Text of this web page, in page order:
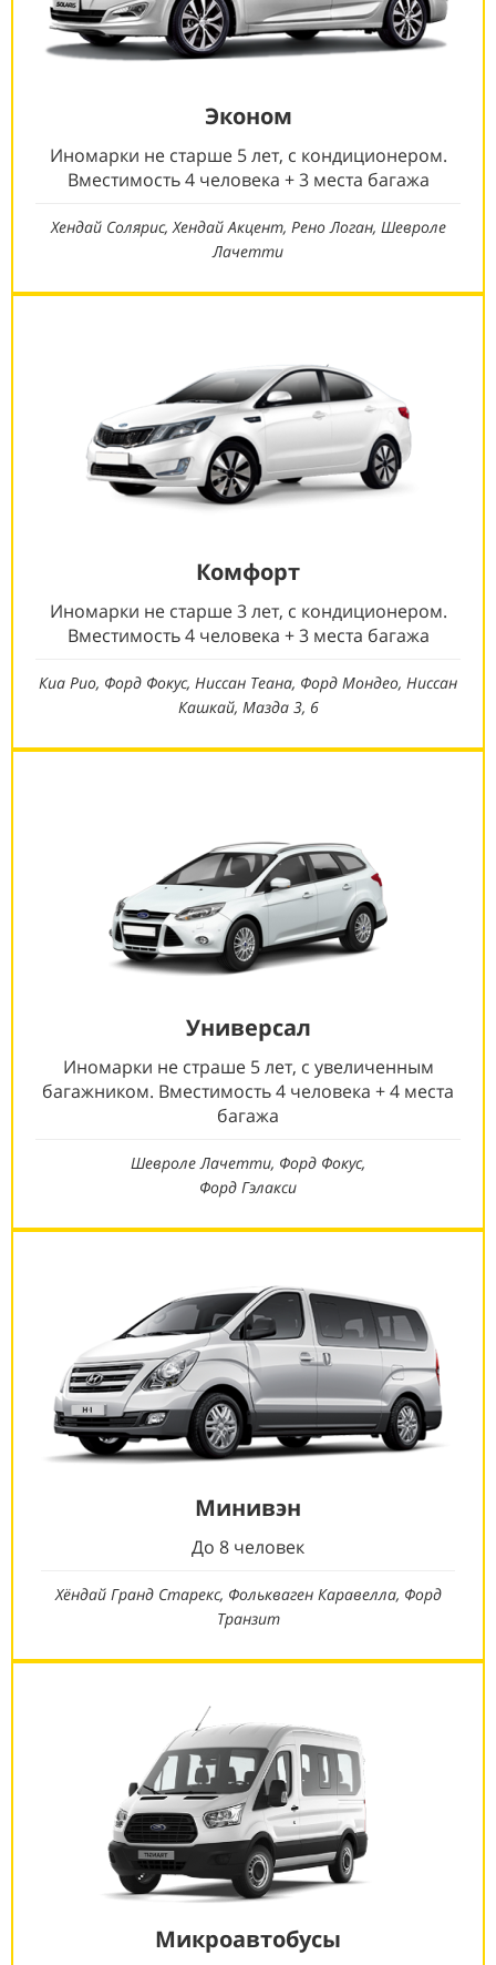
Эконом
Иномарки не старше 5 лет, с кондиционером.
Вместимость 4 человека + 3 места багажа
Хендай Солярис, Хендай Акцент, Рено Логан, Шевроле
Лачетти
Комфорт
Иномарки не старше 3 лет, с кондиционером.
Вместимость 4 человека + 3 места багажа
Киа Рио, Форд Фокус, Ниссан Теана, Форд Мондео, Ниссан
Кашкай, Мазда 3, 6
Универсал
Иномарки не страше 5 лет, с увеличенным
багажником. Вместимость 4 человека + 4 места
багажа
Шевроле Лачетти, Форд Фокус,
Форд Гэлакси
Минивэн
До 8 человек
Хёндай Гранд Старекс, Фолькваген Каравелла, Форд
Транзит
Микроавтобусы